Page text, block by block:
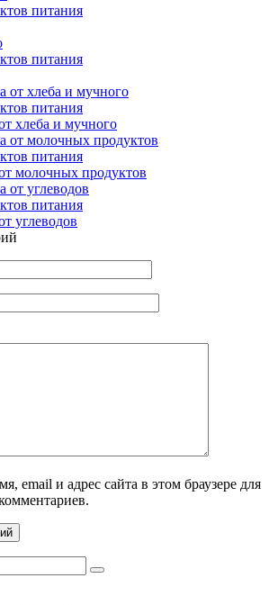
питания
питания
питания
хлеба и мучного
питания
молочных продуктов
питания
углеводов
email и адрес сайта в этом браузере для